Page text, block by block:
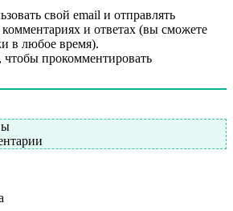
свой email и отправлять
и ответах (вы cможете
в любое время).
прокомментировать